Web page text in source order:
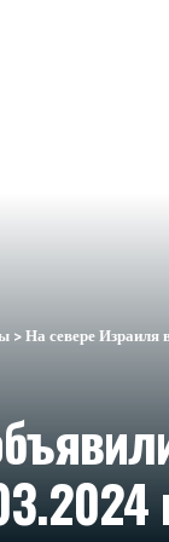
>На севере Израиля